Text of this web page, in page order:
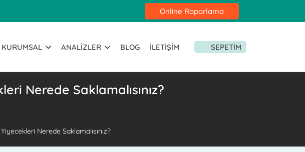
Online Raporlama
KURUMSAL ANALIZLER BLOG İLETIŞIM SEPETIM
Nerede Saklamalısınız?
Nerede Saklamalısınız?